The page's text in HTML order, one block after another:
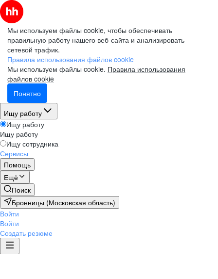
Мы используем файлы cookie, чтобы обеспечивать
правильную работу нашего веб-сайта и анализировать
сетевой трафик.
Правила использования файлов cookie
Мы используем файлы cookie. Правила использования
файлов cookie
Понятно
Ищу работу
Ищу работу
Ищу работу
Ищу сотрудника
Сервисы
Помощь
Ещё
Поиск
Бронницы (Московская область)
Войти
Войти
Создать резюме